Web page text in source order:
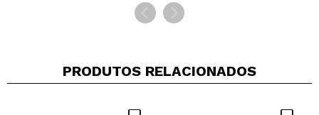
PRODUTOS RELACIONADOS